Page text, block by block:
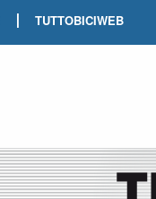
| TUTTOBICIWEB